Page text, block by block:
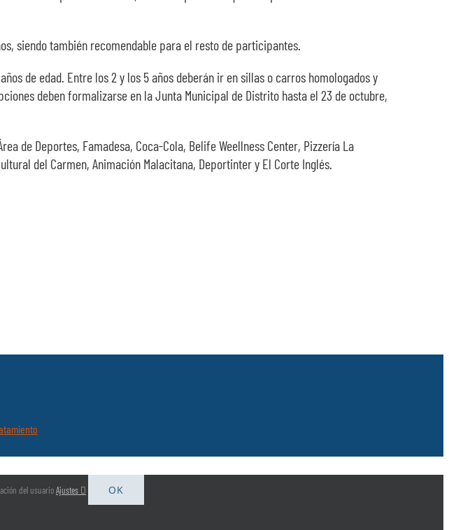
siendo también recomendable para el resto de participantes.
de edad. Entre los 2 y los 5 años deberán ir en sillas o carros homologados y
deben formalizarse en la Junta Municipal de Distrito hasta el 23 de octubre,
de Deportes, Famadesa, Coca-Cola, Belife Weellness Center, Pizzería La
del Carmen, Animación Malacitana, Deportinter y El Corte Inglés.
del usuarioAjustes OK